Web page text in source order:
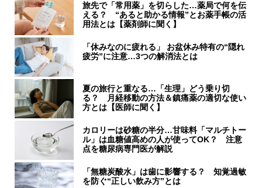
旅先で「常用薬」を切らした…薬局で何を伝
える？ “あると助かる情報”とお薬手帳の活
用法とは【薬剤師に聞く】
「休みなのに疲れる」 お盆休み特有の“隠れ
疲労”に注意…3つの解消法とは
夏の旅行と重なる…「生理」どう乗り切
る？ 月経移動の方法＆鎮痛薬の適切な使い
方とは【医師に聞く】
カロリーは砂糖の半分…甘味料「マルチトー
ル」は血糖値高めの人が使ってOK？ 注意
点を糖尿病専門医が解説
「無糖炭酸水」は歯に影響する？ 知覚過敏
を防ぐ“正しい飲み方”とは